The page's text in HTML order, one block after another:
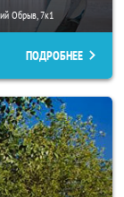
Обрыв, 7к1
ПОДРОБНЕЕ